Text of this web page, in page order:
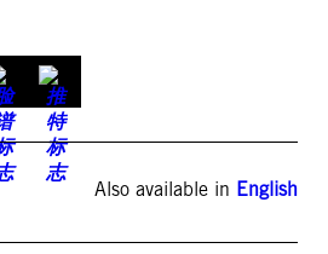
Also available in English